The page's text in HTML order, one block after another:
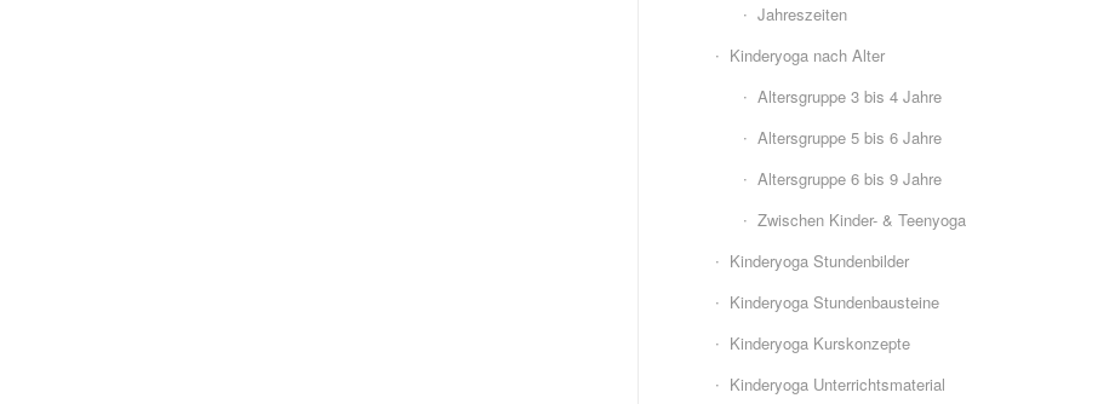
Jahreszeiten
Kinderyoga nach Alter
Altersgruppe 3 bis 4 Jahre
Altersgruppe 5 bis 6 Jahre
Altersgruppe 6 bis 9 Jahre
Zwischen Kinder- & Teenyoga
Kinderyoga Stundenbilder
Kinderyoga Stundenbausteine
Kinderyoga Kurskonzepte
Kinderyoga Unterrichtsmaterial